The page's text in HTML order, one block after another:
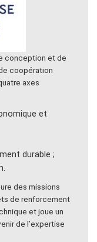
conception et de
coopération
axes
et
durable ;
des missions
de renforcement
et joue un
de l’expertise